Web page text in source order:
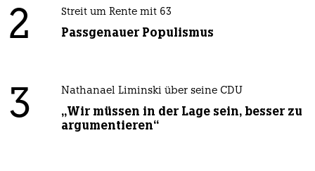
2 Streit um Rente mit 63
Passgenauer Populismus
3 Nathanael Liminski über seine CDU
„Wir müssen in der Lage sein, besser zu
argumentieren“